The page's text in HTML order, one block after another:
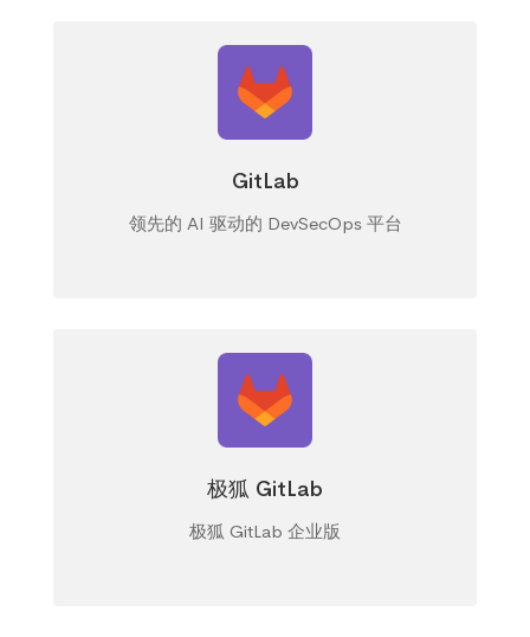
GitLab
领先的 AI 驱动的 DevSecOps 平台
极狐 GitLab
极狐 GitLab 企业版